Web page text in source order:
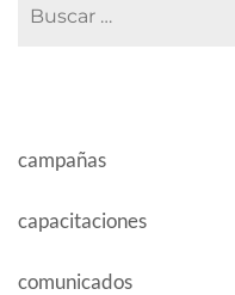
entradas
campañas
capacitaciones
comunicados